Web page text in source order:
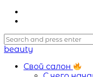
Search
Search
for:
beauty
Свой салон